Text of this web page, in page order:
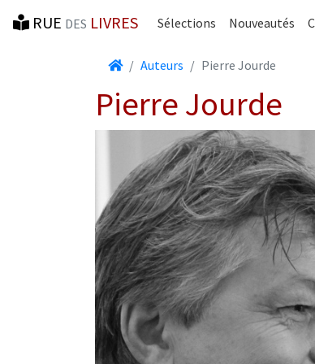
RUE DES LIVRES Sélections Nouveautés
AccueilAuteurs Pierre Jourde
Pierre Jourde